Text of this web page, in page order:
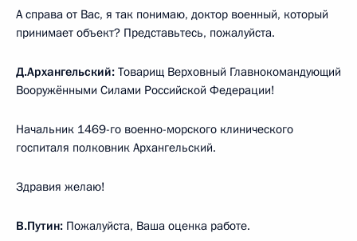
А справа от Вас, я так понимаю, доктор военный, который
принимает объект? Представьтесь, пожалуйста.
Д.Архангельский: Товарищ Верховный Главнокомандующий
Вооружёнными Силами Российской Федерации!
Начальник 1469-го военно-морского клинического
госпиталя полковник Архангельский.
Здравия желаю!
В.Путин: Пожалуйста, Ваша оценка работе.